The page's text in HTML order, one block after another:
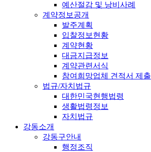
예산절감 및 낭비사례
계약정보공개
발주계획
입찰정보현황
계약현황
대금지급정보
계약관련서식
참여희망업체 견적서 제출
법규/자치법규
대한민국현행법령
생활법령정보
자치법규
강동소개
강동구안내
행정조직